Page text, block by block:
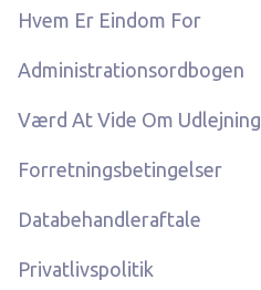
Hvem Er Eindom For
Administrationsordbogen
Værd At Vide Om Udlejning
Forretningsbetingelser
Databehandleraftale
Privatlivspolitik